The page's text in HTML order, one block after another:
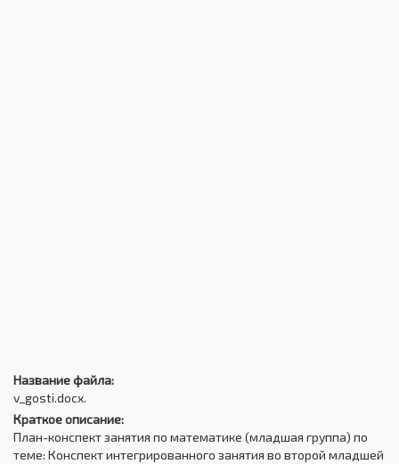
Название файла:
v_gosti.docx.
Краткое описание:
План-конспект занятия по математике (младшая группа) по
теме: Конспект интегрированного занятия во второй младшей